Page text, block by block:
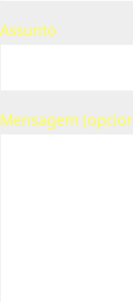
Assunto
Mensagem